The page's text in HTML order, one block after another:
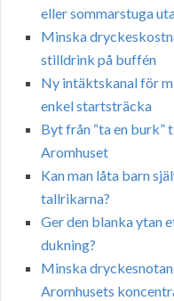
eller sommarstuga
Minska
stilldrink på buffén
Ny intäktskanal för
enkel startsträcka
Byt från “ta en burk”
Aromhuset
Kan man låta barn
tallrikarna?
Ger den blanka ytan
dukning?
Minska
Aromhusets